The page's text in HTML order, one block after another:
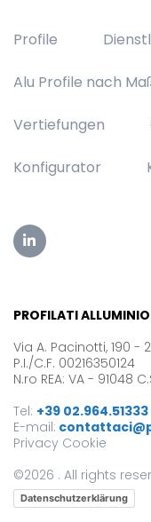
Profile
Alu Profile nach
Vertiefungen
Konfigurator
PROFILATI ALLUMINIO
Via A. Pacinotti, 190 -
P.I./C.F. 00216350124
N.ro REA: VA - 91048
Tel: +39 02.964.51333
E-mail:
Privacy Cookie
©2026 . All rights
Datenschutzerklärung